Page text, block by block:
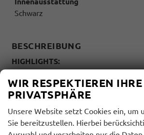
Schwarz
BESCHREIBUNG
HIGHLIGHTS:
schwenkbar und elektrisch
(8IY) LED- Hauptscheinwerfer
(QR9) Verkehrszeichenerkennung
(4A3) Sitzheizung für Vordersitze
(4KF) Scheiben seitlich in
WIR RESPEKTIEREN IHRE
PRIVATSPHÄRE
Unsere Website setzt Cookies ein, um
Sie bereitzustellen. Hierbei